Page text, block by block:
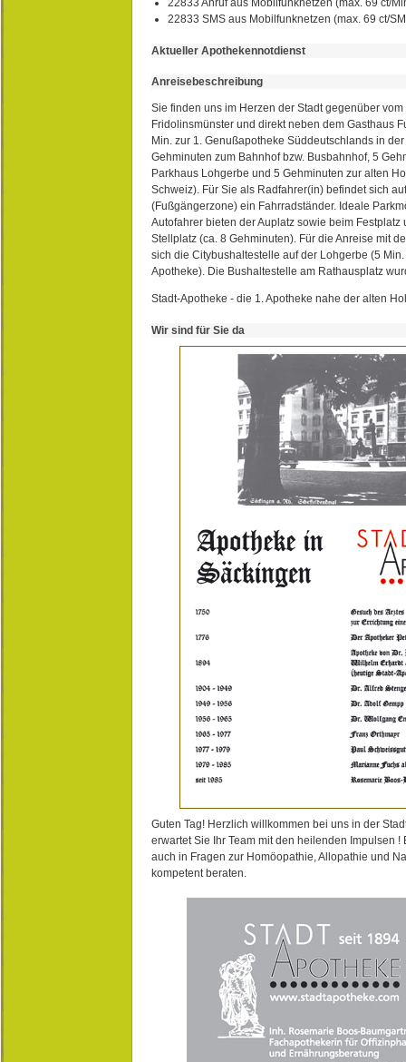
22833 SMS aus Mobilfunknetzen (max. 69 ct/
Aktueller Apothekennotdienst
Anreisebeschreibung
Sie finden uns im Herzen der Stadt gegenüber
Fridolinsmünster und direkt neben dem Gasthaus
Min. zur 1. Genußapotheke Süddeutschlands in
Gehminuten zum Bahnhof bzw. Busbahnhof, 5
Parkhaus Lohgerbe und 5 Gehminuten zur alten
Schweiz). Für Sie als Radfahrer(in) befindet sich
(Fußgängerzone) ein Fahrradständer. Ideale
Autofahrer bieten der Auplatz sowie beim Festplatz
Stellplatz (ca. 8 Gehminuten). Für die Anreise mit
sich die Citybushaltestelle auf der Lohgerbe (5
Apotheke). Die Bushaltestelle am Rathausplatz
Stadt-Apotheke - die 1. Apotheke nahe der alten
Wir sind für Sie da
Guten Tag! Herzlich willkommen bei uns in der
erwartet Sie Ihr Team mit den heilenden Impulsen !
auch in Fragen zur Homöopathie, Allopathie und
kompetent beraten.